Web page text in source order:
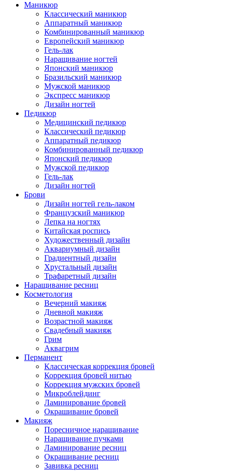
Маникюр
Классический маникюр
Аппаратный маникюр
Комбинированный маникюр
Европейский маникюр
Гель-лак
Наращивание ногтей
Японский маникюр
Бразильский маникюр
Мужской маникюр
Экспресс маникюр
Дизайн ногтей
Педикюр
Медицинский педикюр
Классический педикюр
Аппаратный педикюр
Комбинированный педикюр
Японский педикюр
Мужской педикюр
Гель-лак
Дизайн ногтей
Брови
Дизайн ногтей гель-лаком
Французский маникюр
Лепка на ногтях
Китайская роспись
Художественный дизайн
Аквариумный дизайн
Градиентный дизайн
Хрустальный дизайн
Трафаретный дизайн
Наращивание ресниц
Косметология
Вечерний макияж
Дневной макияж
Возрастной макияж
Свадебный макияж
Грим
Аквагрим
Перманент
Классическая коррекция бровей
Коррекция бровей нитью
Коррекция мужских бровей
Микроблейдинг
Ламинирование бровей
Окрашивание бровей
Макияж
Поресничное наращивание
Наращивание пучками
Ламинирование ресниц
Окрашивание ресниц
Завивка ресниц